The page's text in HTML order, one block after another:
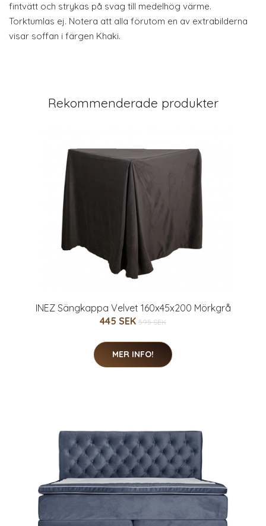
fintvätt och strykas på svag till medelhög värme.
Torktumlas ej. Notera att alla förutom en av extrabilderna
visar soffan i färgen Khaki.
Rekommenderade produkter
INEZ Sängkappa Velvet 160x45x200 Mörkgrå
445 SEK 595 SEK
MER INFO!